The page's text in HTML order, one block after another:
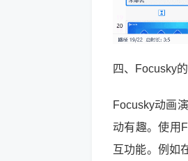
四、Focusky
Focusky动画
动有趣。使用
互功能。例如